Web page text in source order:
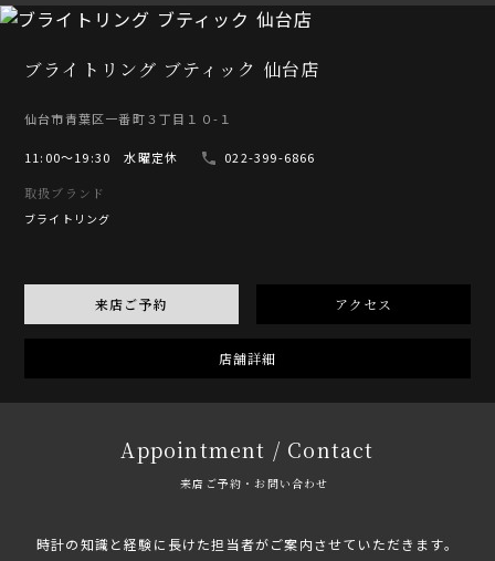
ブライトリング ブティック 仙台店
仙台市青葉区一番町３丁目１０-１
11:00〜19:30 水曜定休
022-399-6866
取扱ブランド
ブライトリング
来店ご予約 アクセス
店舗詳細
Appointment / Contact
来店ご予約・お問い合わせ
時計の知識と経験に長けた担当者がご案内させていただきます。